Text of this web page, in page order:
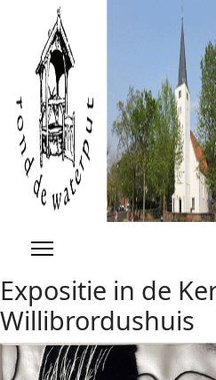
Expositie in de
Willibrordushuis
YearMonth
Year